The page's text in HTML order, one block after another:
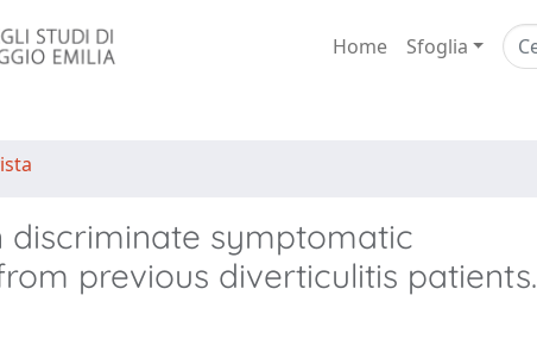
Home Sfoglia
symptomatic
previous diverticulitis patients.